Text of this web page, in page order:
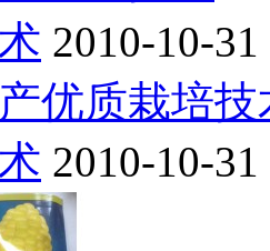
2010-10-31
优质栽培技
2010-10-31